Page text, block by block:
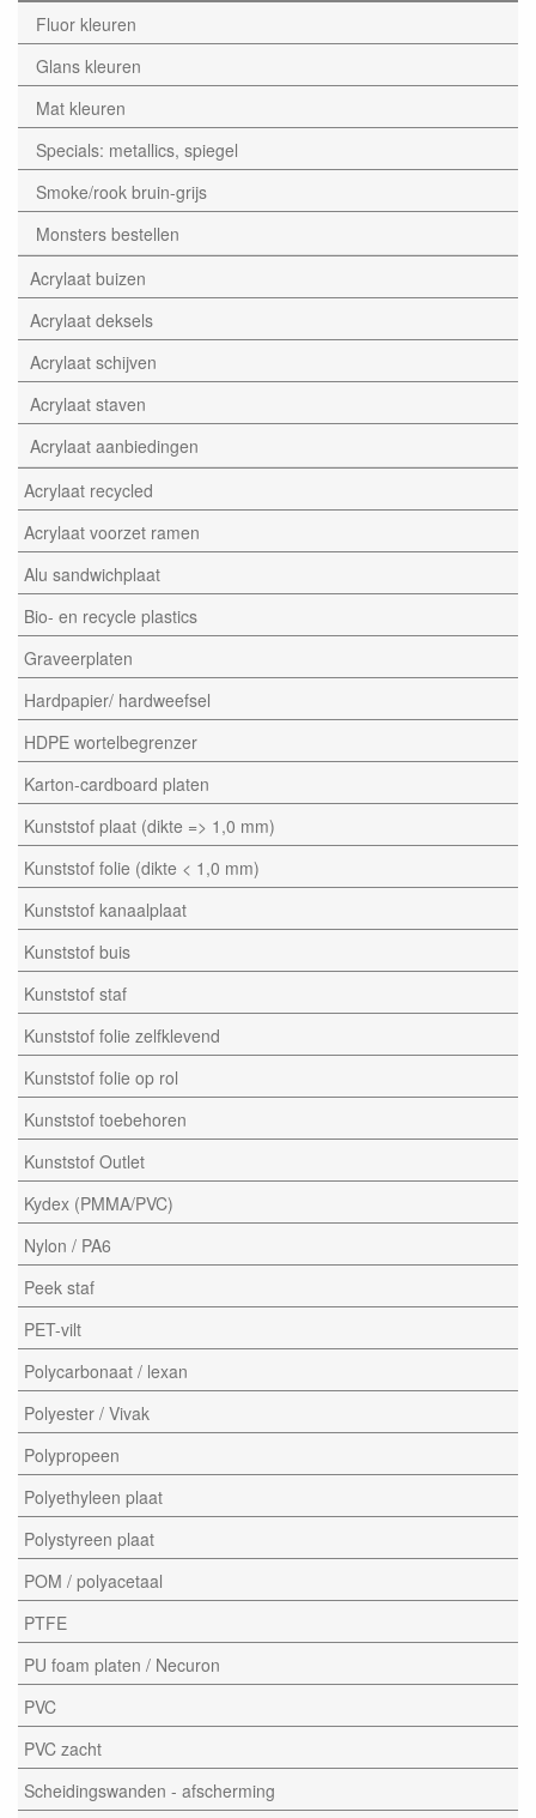
Fluor kleuren
Glans kleuren
Mat kleuren
Specials: metallics, spiegel
Smoke/rook bruin-grijs
Monsters bestellen
Acrylaat buizen
Acrylaat deksels
Acrylaat schijven
Acrylaat staven
Acrylaat aanbiedingen
Acrylaat recycled
Acrylaat voorzet ramen
Alu sandwichplaat
Bio- en recycle plastics
Graveerplaten
Hardpapier/ hardweefsel
HDPE wortelbegrenzer
Karton-cardboard platen
Kunststof plaat (dikte => 1,0 mm)
Kunststof folie (dikte < 1,0 mm)
Kunststof kanaalplaat
Kunststof buis
Kunststof staf
Kunststof folie zelfklevend
Kunststof folie op rol
Kunststof toebehoren
Kunststof Outlet
Kydex (PMMA/PVC)
Nylon / PA6
Peek staf
PET-vilt
Polycarbonaat / lexan
Polyester / Vivak
Polypropeen
Polyethyleen plaat
Polystyreen plaat
POM / polyacetaal
PTFE
PU foam platen / Necuron
PVC
PVC zacht
Scheidingswanden - afscherming